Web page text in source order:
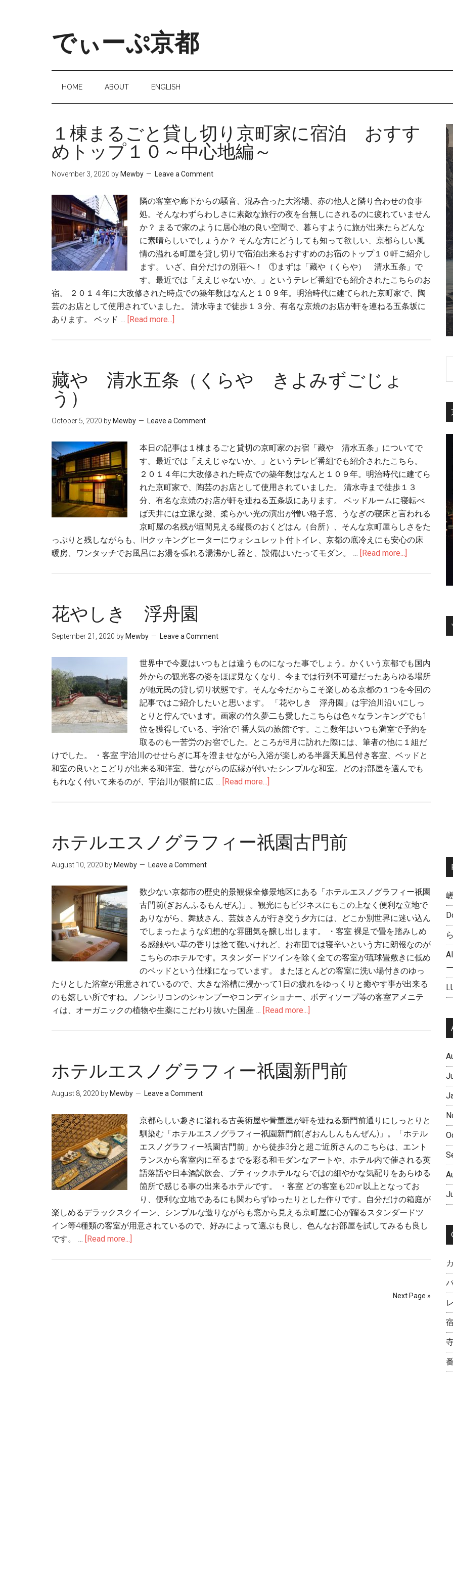
でぃーぷ京都
HOME ABOUT ENGLISH
１棟まるごと貸し切り京町家に宿泊 おすす
めトップ１０～中心地編～
November 3, 2020 by Mewby Leave a Comment
隣の客室や廊下からの騒音、混み合った大浴場、赤の他人と隣り合わせの食事
処。そんなわずらわしさに素敵な旅行の夜を台無しにされるのに疲れていません
か？ まるで家のように居心地の良い空間で、暮らすように旅が出来たらどんな
に素晴らしいでしょうか？ そんな方にどうしても知って欲しい、京都らしい風
情の溢れる町屋を貸し切りで宿泊出来るおすすめのお宿のトップ１０軒ご紹介し
ます。 いざ、自分だけの別荘へ！ ①まずは「藏や（くらや） 清水五条」で
す。最近では「ええじゃないか。」というテレビ番組でも紹介されたこちらのお
宿。 ２０１４年に大改修された時点での築年数はなんと１０９年。明治時代に建てられた京町家で、陶
芸のお店として使用されていました。 清水寺まで徒歩１３分、有名な京焼のお店が軒を連ねる五条坂に
あります。 ベッド … [Read more...]
藏や 清水五条（くらや きよみずごじょ
う）
October 5, 2020 by Mewby Leave a Comment
本日の記事は１棟まるごと貸切の京町家のお宿「藏や 清水五条」についてで
す。最近では「ええじゃないか。」というテレビ番組でも紹介されたこちら。
２０１４年に大改修された時点での築年数はなんと１０９年。明治時代に建てら
れた京町家で、陶芸のお店として使用されていました。 清水寺まで徒歩１３
分、有名な京焼のお店が軒を連ねる五条坂にあります。 ベッドルームに寝転べ
ば天井には立派な梁、柔らかい光の演出が憎い格子窓、うなぎの寝床と言われる
京町屋の名残が垣間見える縦長のおくどはん（台所）、そんな京町屋らしさをた
っぷりと残しながらも、IHクッキングヒーターにウォシュレット付トイレ、京都の底冷えにも安心の床
暖房、ワンタッチでお風呂にお湯を張れる湯沸かし器と、設備はいたってモダン。 … [Read more...]
花やしき 浮舟園
September 21, 2020 by Mewby Leave a Comment
世界中で今夏はいつもとは違うものになった事でしょう。かくいう京都でも国内
外からの観光客の姿をほぼ見なくなり、今までは行列不可避だったあらゆる場所
が地元民の貸し切り状態です。そんな今だからこそ楽しめる京都の１つを今回の
記事ではご紹介したいと思います。 「花やしき 浮舟園」は宇治川沿いにしっ
とりと佇んでいます。画家の竹久夢二も愛したこちらは色々なランキングでも1
位を獲得している、宇治で1番人気の旅館です。ここ数年はいつも満室で予約を
取るのも一苦労のお宿でした。ところが8月に訪れた際には、筆者の他に１組だ
けでした。 ・客室 宇治川のせせらぎに耳を澄ませながら入浴が楽しめる半露天風呂付き客室、ベッドと
和室の良いとこどりが出来る和洋室、昔ながらの広縁が付いたシンプルな和室。どのお部屋を選んでも
もれなく付いて来るのが、宇治川が眼前に広 … [Read more...]
ホテルエスノグラフィー祇園古門前
August 10, 2020 by Mewby Leave a Comment
数少ない京都市の歴史的景観保全修景地区にある「ホテルエスノグラフィー祇園
古門前(ぎおんふるもんぜん)」。観光にもビジネスにもこの上なく便利な立地で
ありながら、舞妓さん、芸妓さんが行き交う夕方には、どこか別世界に迷い込ん
でしまったような幻想的な雰囲気を醸し出します。 ・客室 裸足で畳を踏みしめ
る感触やい草の香りは捨て難いけれど、お布団では寝辛いという方に朗報なのが
こちらのホテルです。スタンダードツインを除く全ての客室が琉球畳敷きに低め
のベッドという仕様になっています。 またほとんどの客室に洗い場付きのゆっ
たりとした浴室が用意されているので、大きな浴槽に浸かって1日の疲れをゆっくりと癒やす事が出来る
のも嬉しい所ですね。ノンシリコンのシャンプーやコンディショナー、ボディソープ等の客室アメニテ
ィは、オーガニックの植物や生薬にこだわり抜いた国産 … [Read more...]
ホテルエスノグラフィー祇園新門前
August 8, 2020 by Mewby Leave a Comment
京都らしい趣きに溢れる古美術屋や骨董屋が軒を連ねる新門前通りにしっとりと
馴染む「ホテルエスノグラフィー祇園新門前(ぎおんしんもんぜん)」。「ホテル
エスノグラフィー祇園古門前」から徒歩3分と超ご近所さんのこちらは、エント
ランスから客室内に至るまでを彩る和モダンなアートや、ホテル内で催される英
語落語や日本酒試飲会、ブティックホテルならではの細やかな気配りをあらゆる
箇所で感じる事の出来るホテルです。 ・客室 どの客室も20㎡以上となってお
り、便利な立地であるにも関わらずゆったりとした作りです。自分だけの箱庭が
楽しめるデラックスクイーン、シンプルな造りながらも窓から見える京町屋に心が躍るスタンダードツ
イン等4種類の客室が用意されているので、好みによって選ぶも良し、色んなお部屋を試してみるも良し
です。 … [Read more...]
Next Page »